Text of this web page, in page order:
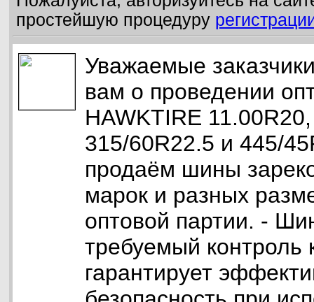
простейшую процедуру
Уважаемые
вам о проведении
HAWKTIRE
315/60R22.5 и 445/
продаём шины
марок и разных
оптовой партии. -
требуемый контроль
гарантирует